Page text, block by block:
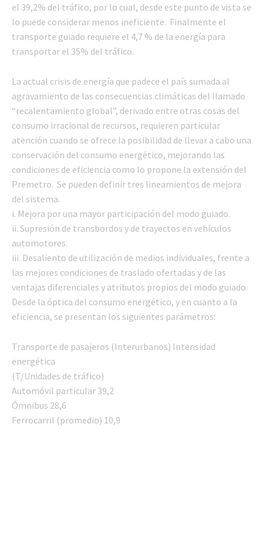
el 39,2% del tráfico, por lo cual, desde este punto de vista se
lo puede considerar menos ineficiente. Finalmente el
transporte guiado requiere el 4,7 % de la energía para
transportar el 35% del tráfico.
La actual crisis de energía que padece el país sumada al
agravamiento de las consecuencias climáticas del llamado
“recalentamiento global”, derivado entre otras cosas del
consumo irracional de recursos, requieren particular
atención cuando se ofrece la posibilidad de llevar a cabo una
conservación del consumo energético, mejorando las
condiciones de eficiencia como lo propone la extensión del
Premetro. Se pueden definir tres lineamientos de mejora
del sistema.
i. Mejora por una mayor participación del modo guiado.
ii. Supresión de transbordos y de trayectos en vehículos
automotores.
iii. Desaliento de utilización de medios individuales, frente a
las mejores condiciones de traslado ofertadas y de las
ventajas diferenciales y atributos propios del modo guiado.
Desde la óptica del consumo energético, y en cuanto a la
eficiencia, se presentan los siguientes parámetros:
Transporte de pasajeros (Interurbanos) Intensidad
energética
(T/Unidades de tráfico)
Automóvil particular 39,2
Ómnibus 28,6
Ferrocarril (promedio) 10,9